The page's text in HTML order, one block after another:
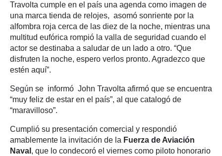
Travolta cumple en el país una agenda como imagen de
una marca tienda de relojes, asomó sonriente por la
alfombra roja cerca de las diez de la noche, mientras una
multitud eufórica rompió la valla de seguridad cuando el
actor se destinaba a saludar de un lado a otro. “Que
disfruten la noche, espero verlos pronto. Agradezco que
estén aquí”.
Según se informó John Travolta afirmó que se encuentra
“muy feliz de estar en el país”, al que catalogó de
“maravilloso”.
Cumplió su presentación comercial y respondió
amablemente la invitación de la Fuerza de Aviación
Naval , que lo condecoró el viernes como piloto honorario